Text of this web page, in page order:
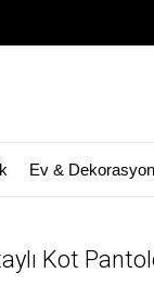
Ev & Dekorasyon
Kot